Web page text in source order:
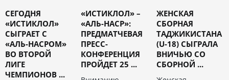
СЕГОДНЯ
«ИСТИКЛОЛ»
СЫГРАЕТ С
«АЛЬ-НАСРОМ»
ВО ВТОРОЙ
ЛИГЕ
ЧЕМПИОНОВ ...
«ИСТИКЛОЛ» –
«АЛЬ-НАСР»:
ПРЕДМАТЧЕВАЯ
ПРЕСС-
КОНФЕРЕНЦИЯ
ПРОЙДЕТ 25 ...
ЖЕНСКАЯ
СБОРНАЯ
ТАДЖИКИСТАНА
(U-18) СЫГРАЛА
ВНИЧЬЮ СО
СБОРНОЙ ...